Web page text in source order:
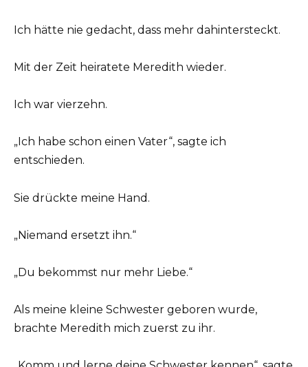
Ich hätte nie gedacht, dass mehr dahintersteckt.
Mit der Zeit heiratete Meredith wieder.
Ich war vierzehn.
„Ich habe schon einen Vater“, sagte ich
entschieden.
Sie drückte meine Hand.
„Niemand ersetzt ihn.“
„Du bekommst nur mehr Liebe.“
Als meine kleine Schwester geboren wurde,
brachte Meredith mich zuerst zu ihr.